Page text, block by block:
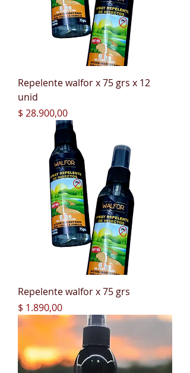
Repelente walfor x 75 grs x 12
unid
Precio
$ 28.900,00
Repelente walfor x 75 grs
Precio
$ 1.890,00